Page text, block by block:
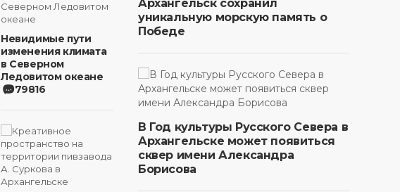
Невидимые пути
изменения климата
в Северном
Ледовитом океане
79816
Архангельск сохранил
уникальную морскую память о
Победе
В Год культуры Русского Севера в
Архангельске может появиться
сквер имени Александра
Борисова